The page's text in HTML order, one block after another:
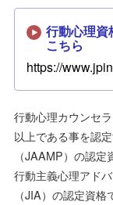
行動心理資
こちら
https://
行動心理カウンセ
以上である事を認
（JAAMP）の認定
行動主義心理アド
（JIA）の認定資